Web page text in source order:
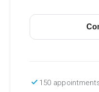
check 150